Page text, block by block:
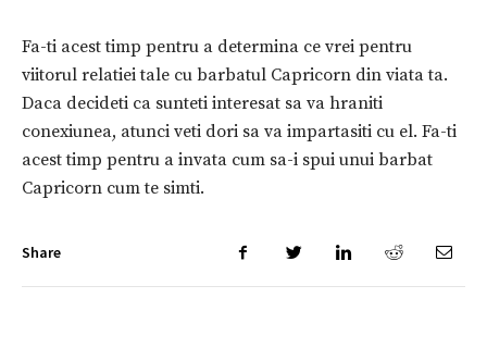
Fa-ti acest timp pentru a determina ce vrei pentru
viitorul relatiei tale cu barbatul Capricorn din viata ta.
Daca decideti ca sunteti interesat sa va hraniti
conexiunea, atunci veti dori sa va impartasiti cu el. Fa-ti
acest timp pentru a invata cum sa-i spui unui barbat
Capricorn cum te simti.
Share